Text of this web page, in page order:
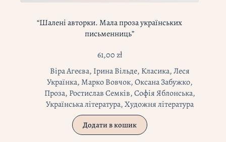
“Шалені авторки. Мала проза українських
письменниць”
61,00zł
Віра Агеєва, Ірина Вільде, Класика,Леся
Українка,Марко Вовчок,Оксана Забужко,
Проза, Ростислав Семків,Софія Яблонська,
Українська література,Художня література
Додати в кошик